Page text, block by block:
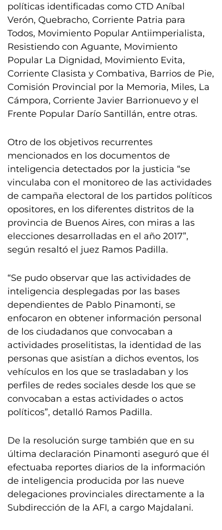
políticas identificadas como CTD Aníbal
Verón, Quebracho, Corriente Patria para
Todos, Movimiento Popular Antiimperialista,
Resistiendo con Aguante, Movimiento
Popular La Dignidad, Movimiento Evita,
Corriente Clasista y Combativa, Barrios de Pie,
Comisión Provincial por la Memoria, Miles, La
Cámpora, Corriente Javier Barrionuevo y el
Frente Popular Darío Santillán, entre otras.
Otro de los objetivos recurrentes
mencionados en los documentos de
inteligencia detectados por la justicia “se
vinculaba con el monitoreo de las actividades
de campaña electoral de los partidos políticos
opositores, en los diferentes distritos de la
provincia de Buenos Aires, con miras a las
elecciones desarrolladas en el año 2017”,
según resaltó el juez Ramos Padilla.
“Se pudo observar que las actividades de
inteligencia desplegadas por las bases
dependientes de Pablo Pinamonti, se
enfocaron en obtener información personal
de los ciudadanos que convocaban a
actividades proselitistas, la identidad de las
personas que asistían a dichos eventos, los
vehículos en los que se trasladaban y los
perfiles de redes sociales desde los que se
convocaban a estas actividades o actos
políticos”, detalló Ramos Padilla.
De la resolución surge también que en su
última declaración Pinamonti aseguró que él
efectuaba reportes diarios de la información
de inteligencia producida por las nueve
delegaciones provinciales directamente a la
Subdirección de la AFI, a cargo Majdalani.